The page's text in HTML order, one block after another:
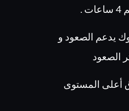
.
يدعم الصعود و
الصعود
أعلى المستوى